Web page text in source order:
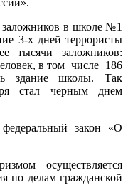
заложников в школе №1
3-х дней террористы
тысячи заложников:
в том числе 186
здание школы. Так
стал черным днем
закон «О
осуществляется
по делам гражданской